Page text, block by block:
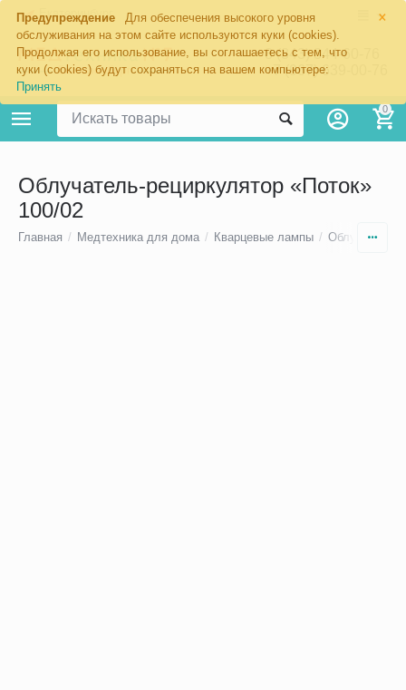
×
Предупреждение
Для обеспечения высокого уровня
обслуживания на этом сайте используются куки (cookies).
Продолжая его использование, вы соглашаетесь с тем, что
куки (cookies) будут сохраняться на вашем компьютере:
Принять
Екатеринбург
8 (343) 344-60-76
+7 (967) 639-00-76
0
Облучатель-рециркулятор «Поток»
100/02
Главная / Медтехника для дома / Кварцевые лампы / Облучатели-